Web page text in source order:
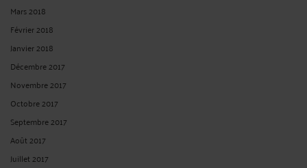
Mars 2018
Février 2018
Janvier 2018
Décembre 2017
Novembre 2017
Octobre 2017
Septembre 2017
Août 2017
Juillet 2017